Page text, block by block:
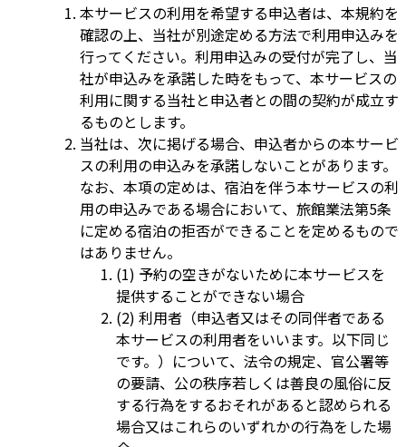
本サービスの利用を希望する申込者は、本規約を
確認の上、当社が別途定める方法で利用申込みを
行ってください。利用申込みの受付が完了し、当
社が申込みを承諾した時をもって、本サービスの
利用に関する当社と申込者との間の契約が成立す
るものとします。
当社は、次に掲げる場合、申込者からの本サービ
スの利用の申込みを承諾しないことがあります。
なお、本項の定めは、宿泊を伴う本サービスの利
用の申込みである場合において、旅館業法第5条
に定める宿泊の拒否ができることを定めるもので
はありません。
(1) 予約の空きがないために本サービスを
提供することができない場合
(2) 利用者（申込者又はその同伴者である
本サービスの利用者をいいます。以下同じ
です。）について、法令の規定、官公署等
の要請、公の秩序若しくは善良の風俗に反
する行為をするおそれがあると認められる
場合又はこれらのいずれかの行為をした場